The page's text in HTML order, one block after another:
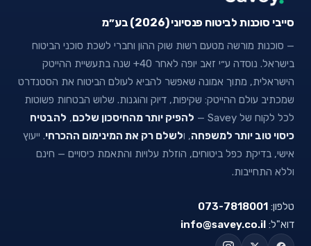
סייבי סוכנות לביטוח פנסיוני (2026) בע״מ
— סוכנות מורשה מטעם רשות שוק ההון וחברי לשכת סוכני הביטוח
בישראל. נוסדה ע״י זאב יופה לאחר 40+ שנה בתעשיית ההייטק
הישראלית, מתוך אמונה שאפשר להביא לעולם הביטוח את הסטנדרט
שמכתיב עולם ההייטק: שקיפות, דיוק והוגנות. שלוש הבטחות פשוטות
לכל לקוח של Savey —
להפיק יותר מהחיסכון שלכם, להבטיח
כיסוי טוב יותר למשפחה, ולשלם רק את המינימום ההכרחי. ייעוץ
אישי, בדיקת כפל ביטוחים, הוזלת עלויות והתאמת כיסויים — חינם
וללא התחייבות.
טלפון: 073-7818001
דוא"ל: info@savey.co.il